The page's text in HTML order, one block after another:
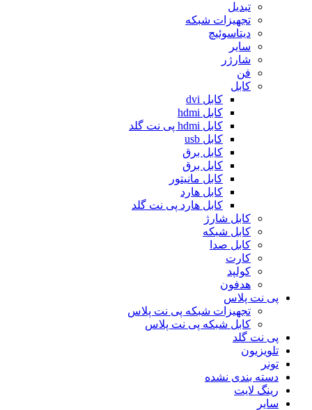
تبدیل
تجهیزات شبکه
دیتاسوئیچ
سایر
شارژر
فن
کابل
کابل dvi
کابل hdmi
کابل hdmi پی نت گلد
کابل usb
کابل برق
کابل برق
کابل مانیتور
کابل هارد
کابل هارد پی نت گلد
کابل شارژ
کابل شبکه
کابل صدا
کارت
کولپد
هدفون
پی نت پلاس
تجهیزات شبکه پی نت پلاس
کابل شبکه پی نت پلاس
پی نت گلد
تلویزیون
تونر
دسته بندی نشده
رینگ لایت
سایر